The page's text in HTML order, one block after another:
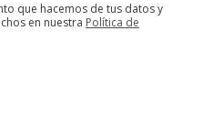
que hacemos de tus datos y
en nuestra Política de